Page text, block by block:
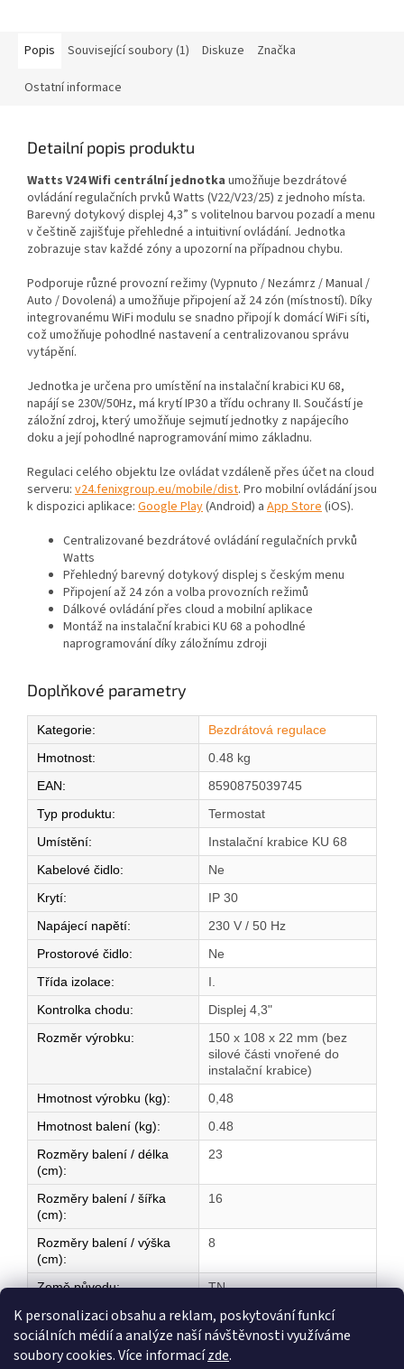
K personalizaci obsahu a reklam, poskytování funkcí
sociálních médií a analýze naší návštěvnosti využíváme
soubory cookies. Více informacízde.
Popis Související soubory (1) Diskuze Značka
Ostatní informace
Detailní popis produktu
Watts V24 Wifi centrální jednotka umožňuje bezdrátové
ovládání regulačních prvků Watts (V22/V23/25) z jednoho místa.
Barevný dotykový displej 4,3” s volitelnou barvou pozadí a menu
v češtině zajišťuje přehledné a intuitivní ovládání. Jednotka
zobrazuje stav každé zóny a upozorní na případnou chybu.
Podporuje různé provozní režimy (Vypnuto / Nezámrz / Manual /
Auto / Dovolená) a umožňuje připojení až 24 zón (místností). Díky
integrovanému WiFi modulu se snadno připojí k domácí WiFi síti,
což umožňuje pohodlné nastavení a centralizovanou správu
vytápění.
Jednotka je určena pro umístění na instalační krabici KU 68,
napájí se 230V/50Hz, má krytí IP30 a třídu ochrany II. Součástí je
záložní zdroj, který umožňuje sejmutí jednotky z napájecího
doku a její pohodlné naprogramování mimo základnu.
Regulaci celého objektu lze ovládat vzdáleně přes účet na cloud
serveru: v24.fenixgroup.eu/mobile/dist. Pro mobilní ovládání jsou
k dispozici aplikace: Google Play(Android) a App Store(iOS).
Centralizované bezdrátové ovládání regulačních prvků
Watts
Přehledný barevný dotykový displej s českým menu
Připojení až 24 zón a volba provozních režimů
Dálkové ovládání přes cloud a mobilní aplikace
Montáž na instalační krabici KU 68 a pohodlné
naprogramování díky záložnímu zdroji
Doplňkové parametry
Kategorie:
Bezdrátová regulace
Hmotnost:
0.48 kg
EAN:
8590875039745
Typ produktu:
Termostat
Umístění:
Instalační krabice KU 68
Kabelové čidlo:
Ne
Krytí:
IP 30
Napájecí napětí:
230 V / 50 Hz
Prostorové čidlo:
Ne
Třída izolace:
I.
Kontrolka chodu:
Displej 4,3"
Rozměr výrobku:
150 x 108 x 22 mm (bez
silové části vnořené do
instalační krabice)
Hmotnost výrobku (kg):
0,48
Hmotnost balení (kg):
0.48
Rozměry balení / délka
(cm):
23
Rozměry balení / šířka
(cm):
16
Rozměry balení / výška
(cm):
8
Země původu: TN